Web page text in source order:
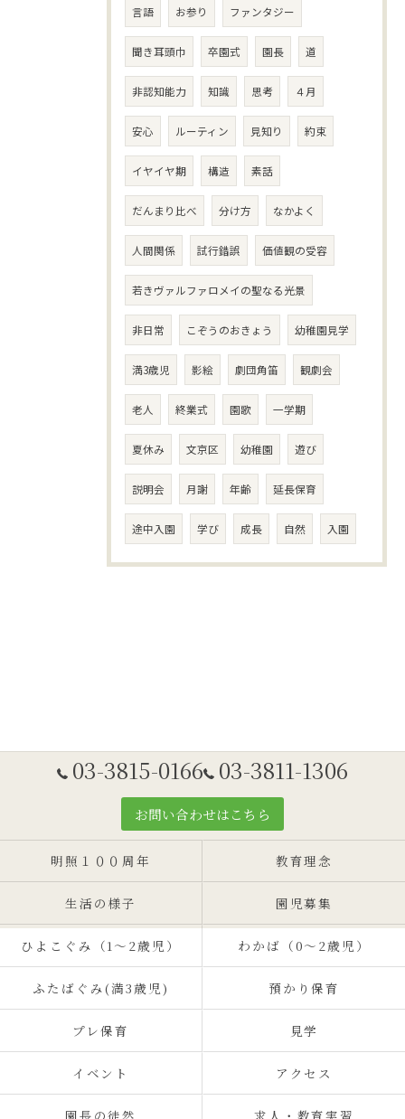
言語 お参り ファンタジー
聞き耳頭巾 卒園式 園長 道
非認知能力 知識 思考 ４月
安心 ルーティン 見知り 約束
イヤイヤ期 構造 素話
だんまり比べ 分け方 なかよく
人間関係 試行錯誤 価値観の受容
若きヴァルファロメイの聖なる光景
非日常 こぞうのおきょう 幼稚園見学
満3歳児 影絵 劇団角笛 観劇会
老人 終業式 園歌 一学期
夏休み 文京区 幼稚園 遊び
説明会 月謝 年齢 延長保育
途中入園 学び 成長 自然 入園
03-3815-0166 03-3811-1306
お問い合わせはこちら
明照１００周年 教育理念
生活の様子 園児募集
ひよこぐみ（1〜2歳児） わかば（0～2歳児）
ふたばぐみ(満3歳児) 預かり保育
プレ保育 見学
イベント アクセス
園長の徒然 求人・教育実習